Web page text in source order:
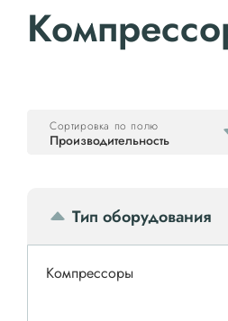
Производительность
Сортировка по полю
Тип оборудования
Компрессоры